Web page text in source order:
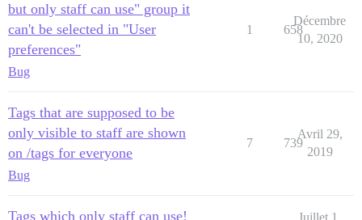
but only staff can use" group it
can't be selected in "User
preferences"
Bug
1 658
Décembre
10, 2020
Tags that are supposed to be
only visible to staff are shown
on /tags for everyone
Bug
7 739
Avril 29,
2019
Tags which only staff can use!
Juillet 1,